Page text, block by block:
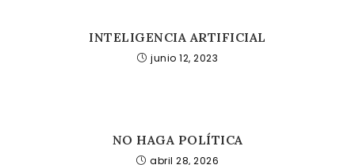
INTELIGENCIA ARTIFICIAL
junio 12, 2023
NO HAGA POLÍTICA
abril 28, 2026